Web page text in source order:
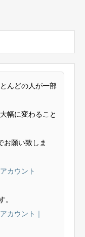
んどの人が一部
幅に変わること
お願い致しま
カウント
。
カウント｜